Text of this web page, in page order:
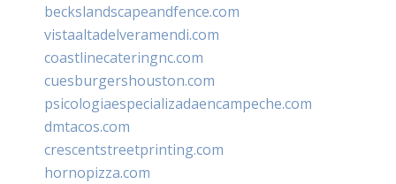
beckslandscapeandfence.com
vistaaltadelveramendi.com
coastlinecateringnc.com
cuesburgershouston.com
psicologiaespecializadaencampeche.com
dmtacos.com
crescentstreetprinting.com
hornopizza.com